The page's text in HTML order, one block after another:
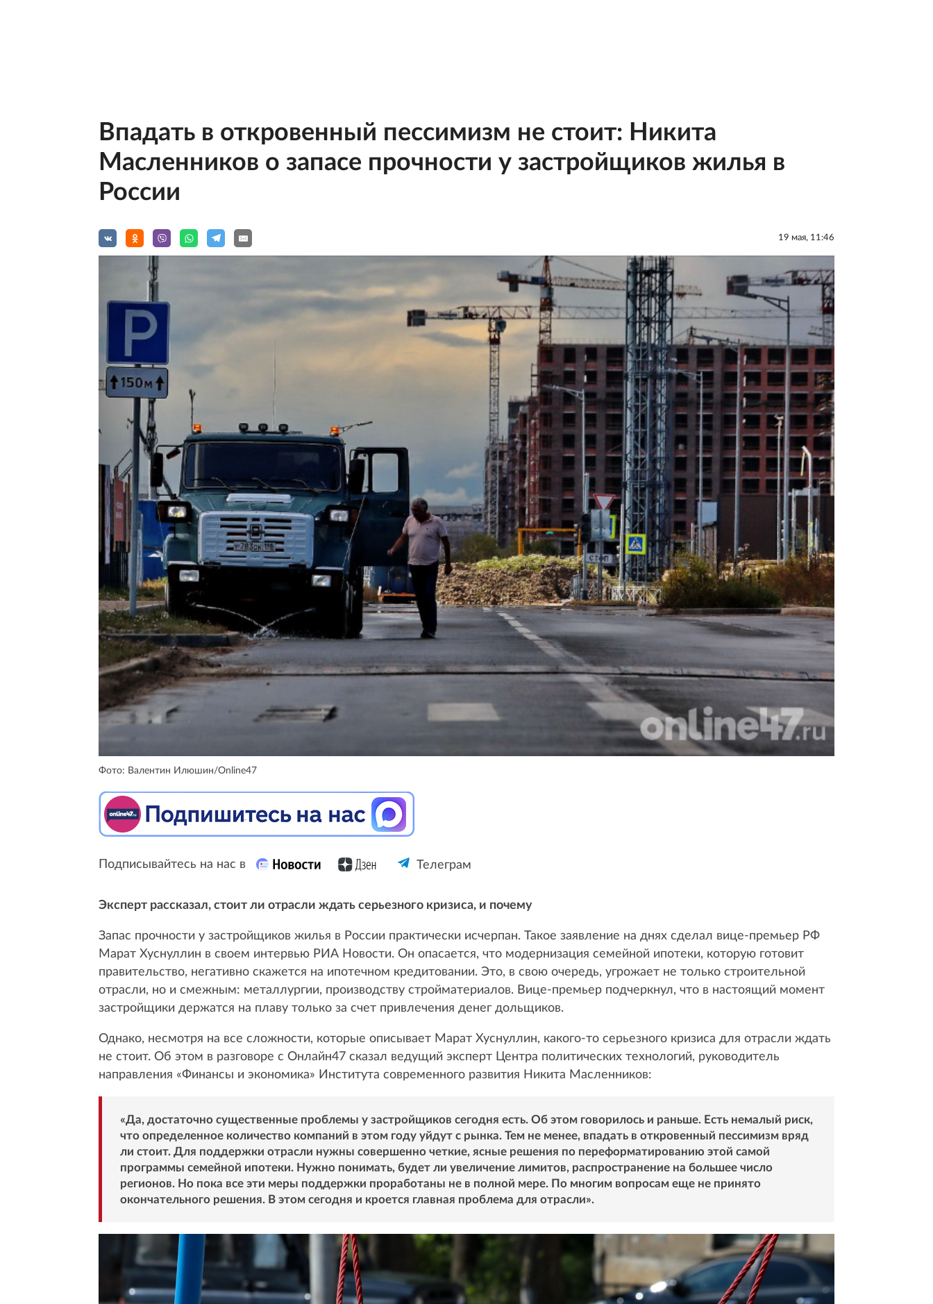
Впадать в откровенный пессимизм не стоит: Никита
Масленников о запасе прочности у застройщиков жилья в
России
19 мая, 11:46
Фото: Валентин Илюшин/Online47
Подписывайтесь на нас в Телеграм
Эксперт рассказал, стоит ли отрасли ждать серьезного кризиса, и почему
Запас прочности у застройщиков жилья в России практически исчерпан. Такое заявление на днях сделал вице-премьер РФ
Марат Хуснуллин в своем интервью РИА Новости. Он опасается, что модернизация семейной ипотеки, которую готовит
правительство, негативно скажется на ипотечном кредитовании. Это, в свою очередь, угрожает не только строительной
отрасли, но и смежным: металлургии, производству стройматериалов. Вице-премьер подчеркнул, что в настоящий момент
застройщики держатся на плаву только за счет привлечения денег дольщиков.
Однако, несмотря на все сложности, которые описывает Марат Хуснуллин, какого-то серьезного кризиса для отрасли ждать
не стоит. Об этом в разговоре с Онлайн47 сказал ведущий эксперт Центра политических технологий, руководитель
направления «Финансы и экономика» Института современного развития Никита Масленников:
«Да, достаточно существенные проблемы у застройщиков сегодня есть. Об этом говорилось и раньше. Есть немалый риск,
что определенное количество компаний в этом году уйдут с рынка. Тем не менее, впадать в откровенный пессимизм вряд
ли стоит. Для поддержки отрасли нужны совершенно четкие, ясные решения по переформатированию этой самой
программы семейной ипотеки. Нужно понимать, будет ли увеличение лимитов, распространение на большее число
регионов. Но пока все эти меры поддержки проработаны не в полной мере. По многим вопросам еще не принято
окончательного решения. В этом сегодня и кроется главная проблема для отрасли».